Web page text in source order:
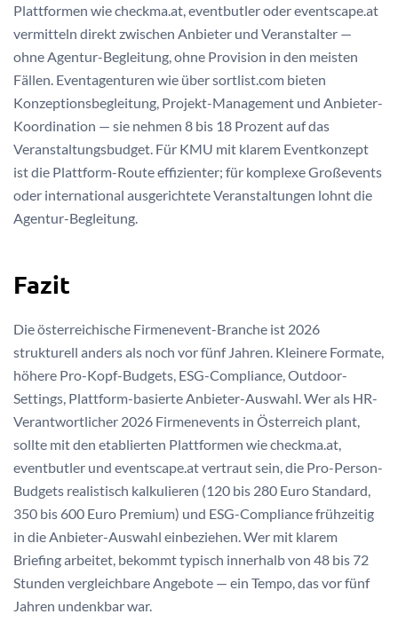
Plattformen wie checkma.at, eventbutler oder eventscape.at
vermitteln direkt zwischen Anbieter und Veranstalter —
ohne Agentur-Begleitung, ohne Provision in den meisten
Fällen. Eventagenturen wie über sortlist.com bieten
Konzeptionsbegleitung, Projekt-Management und Anbieter-
Koordination — sie nehmen 8 bis 18 Prozent auf das
Veranstaltungsbudget. Für KMU mit klarem Eventkonzept
ist die Plattform-Route effizienter; für komplexe Großevents
oder international ausgerichtete Veranstaltungen lohnt die
Agentur-Begleitung.
Fazit
Die österreichische Firmenevent-Branche ist 2026
strukturell anders als noch vor fünf Jahren. Kleinere Formate,
höhere Pro-Kopf-Budgets, ESG-Compliance, Outdoor-
Settings, Plattform-basierte Anbieter-Auswahl. Wer als HR-
Verantwortlicher 2026 Firmenevents in Österreich plant,
sollte mit den etablierten Plattformen wie checkma.at,
eventbutler und eventscape.at vertraut sein, die Pro-Person-
Budgets realistisch kalkulieren (120 bis 280 Euro Standard,
350 bis 600 Euro Premium) und ESG-Compliance frühzeitig
in die Anbieter-Auswahl einbeziehen. Wer mit klarem
Briefing arbeitet, bekommt typisch innerhalb von 48 bis 72
Stunden vergleichbare Angebote — ein Tempo, das vor fünf
Jahren undenkbar war.